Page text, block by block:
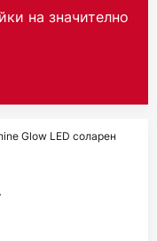
на значително
Glow LED соларен